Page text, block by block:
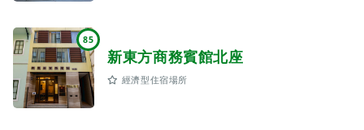
85
新東方商務賓館北座
經濟型住宿場所